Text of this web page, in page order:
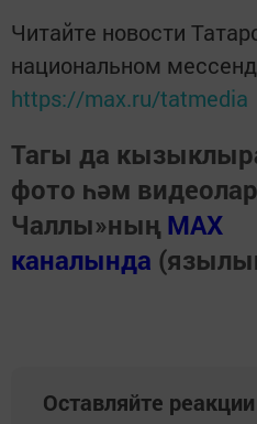
Читайте новости
национальном
https://max.ru/tatmedia
Тагы да
фото һәм
Чаллы»ның MAX
каналында
Оставляйте реакции